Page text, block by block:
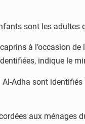
sont les adultes
à l’occasion
indique le
Adha sont
aux